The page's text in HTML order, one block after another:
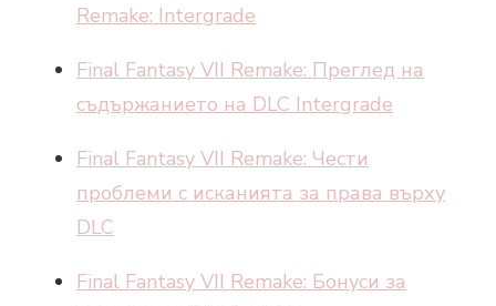
Remake: Intergrade
Final Fantasy VII Remake: Преглед на
съдържанието на DLC Intergrade
Final Fantasy VII Remake: Чести
проблеми с исканията за права върху
DLC
Final Fantasy VII Remake: Бонуси за